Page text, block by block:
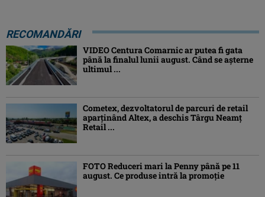
RECOMANDĂRI
VIDEO Centura Comarnic ar putea fi gata
până la finalul lunii august. Când se așterne
ultimul ...
Cometex, dezvoltatorul de parcuri de retail
aparținând Altex, a deschis Târgu Neamț
Retail ...
FOTO Reduceri mari la Penny până pe 11
august. Ce produse intră la promoție